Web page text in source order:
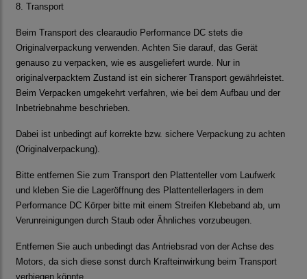
8. Transport
Beim Transport des clearaudio Performance DC stets die
Originalverpackung verwenden. Achten Sie darauf, das Gerät
genauso zu verpacken, wie es ausgeliefert wurde. Nur in
originalverpacktem Zustand ist ein sicherer Transport gewährleistet.
Beim Verpacken umgekehrt verfahren, wie bei dem Aufbau und der
Inbetriebnahme beschrieben.
Dabei ist unbedingt auf korrekte bzw. sichere Verpackung zu achten
(Originalverpackung).
Bitte entfernen Sie zum Transport den Plattenteller vom Laufwerk
und kleben Sie die Lageröffnung des Plattentellerlagers in dem
Performance DC Körper bitte mit einem Streifen Klebeband ab, um
Verunreinigungen durch Staub oder Ähnliches vorzubeugen.
Entfernen Sie auch unbedingt das Antriebsrad von der Achse des
Motors, da sich diese sonst durch Krafteinwirkung beim Transport
verbiegen könnte.